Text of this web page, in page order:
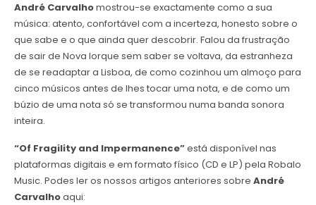
André Carvalhomostrou-se exactamente como a sua
música: atento, confortável com a incerteza, honesto sobre o
que sabe e o que ainda quer descobrir. Falou da frustração
de sair de Nova Iorque sem saber se voltava, da estranheza
de se readaptar a Lisboa, de como cozinhou um almoço para
cinco músicos antes de lhes tocar uma nota, e de como um
búzio de uma nota só se transformou numa banda sonora
inteira.
“Of Fragility and Impermanence”está disponível nas
plataformas digitais e em formato físico (CD e LP) pela Robalo
Music. Podes ler os nossos artigos anteriores sobre André
Carvalhoaqui: